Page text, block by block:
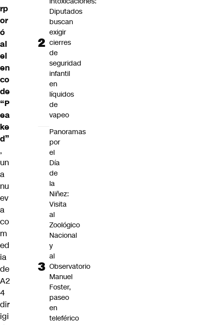
rp
or
ó
al
el
en
co
de
“P
ea
ke
d”
,
un
a
nu
ev
a
co
m
ed
ia
de
A2
4
dir
igi
Diputados
buscan
exigir
cierres
de
seguridad
infantil
en
líquidos
de
vapeo
Panoramas
por
el
Día
de
la
Niñez:
Visita
al
Zoológico
Nacional
y
al
Observatorio
Manuel
Foster,
paseo
en
teleférico